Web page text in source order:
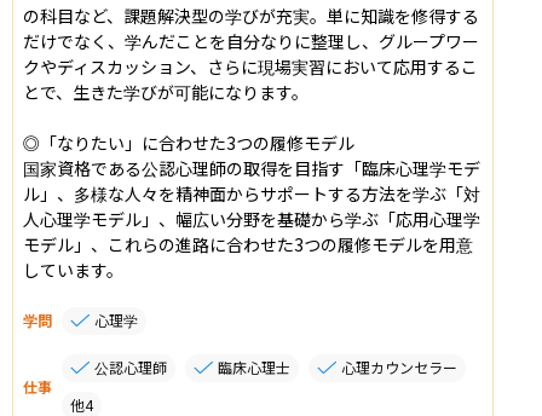
の科目など、課題解決型の学びが充実。単に知識を修得する
だけでなく、学んだことを自分なりに整理し、グループワー
クやディスカッション、さらに現場実習において応用するこ
とで、生きた学びが可能になります。
◎「なりたい」に合わせた3つの履修モデル
国家資格である公認心理師の取得を目指す「臨床心理学モデ
ル」、多様な人々を精神面からサポートする方法を学ぶ「対
人心理学モデル」、幅広い分野を基礎から学ぶ「応用心理学
モデル」、これらの進路に合わせた3つの履修モデルを用意
しています。
学問 心理学
仕事
公認心理師 臨床心理士
心理カウンセラー
他4